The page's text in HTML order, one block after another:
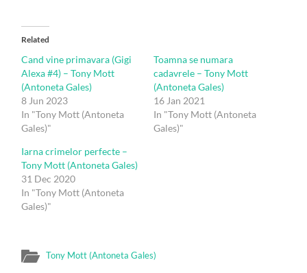
Related
Cand vine primavara (Gigi
Alexa #4) – Tony Mott
(Antoneta Gales)
8 Jun 2023
In "Tony Mott (Antoneta
Gales)"
Toamna se numara
cadavrele – Tony Mott
(Antoneta Gales)
16 Jan 2021
In "Tony Mott (Antoneta
Gales)"
Iarna crimelor perfecte –
Tony Mott (Antoneta Gales)
31 Dec 2020
In "Tony Mott (Antoneta
Gales)"
Tony Mott (Antoneta Gales)